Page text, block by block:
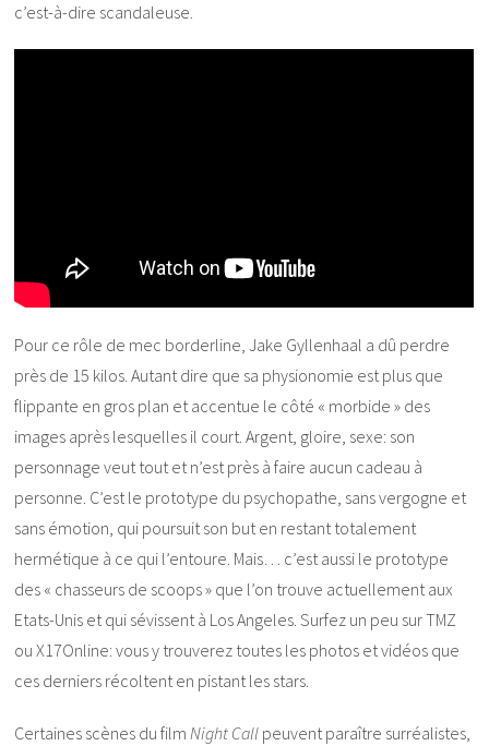
c’est-à-dire scandaleuse.
Pour ce rôle de mec borderline, Jake Gyllenhaal a dû perdre
près de 15 kilos. Autant dire que sa physionomie est plus que
flippante en gros plan et accentue le côté « morbide » des
images après lesquelles il court. Argent, gloire, sexe: son
personnage veut tout et n’est près à faire aucun cadeau à
personne. C’est le prototype du psychopathe, sans vergogne et
sans émotion, qui poursuit son but en restant totalement
hermétique à ce qui l’entoure. Mais… c’est aussi le prototype
des « chasseurs de scoops » que l’on trouve actuellement aux
Etats-Unis et qui sévissent à Los Angeles. Surfez un peu sur TMZ
ou X17Online: vous y trouverez toutes les photos et vidéos que
ces derniers récoltent en pistant les stars.
Certaines scènes du filmNight Call peuvent paraître surréalistes,